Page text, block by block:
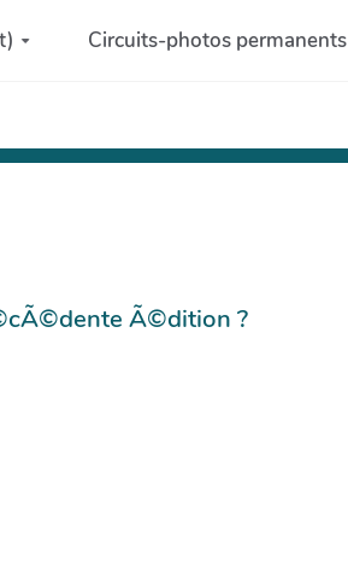
Circuits-photos permanents
Ã©dition ?